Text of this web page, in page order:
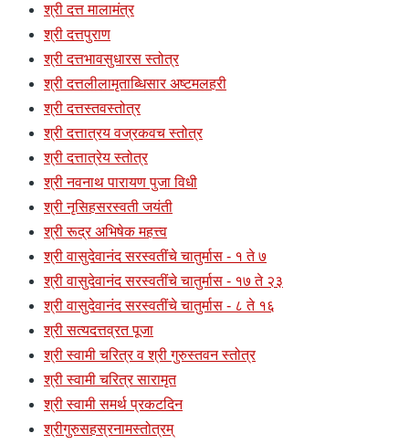
श्री दत्त मालामंत्र
श्री दत्तपुराण
श्री दत्तभावसुधारस स्तोत्र
श्री दत्तलीलामृताब्धिसार अष्टमलहरी
श्री दत्तस्तवस्तोत्र
श्री दत्तात्रय वज्रकवच स्तोत्र
श्री दत्तात्रेय स्तोत्र
श्री नवनाथ पारायण पुजा विधी
श्री नृसिहसरस्वती जयंती
श्री रूद्र अभिषेक महत्त्व
श्री वासुदेवानंद सरस्वतींचे चातुर्मास - १ ते ७
श्री वासुदेवानंद सरस्वतींचे चातुर्मास - १७ ते २३
श्री वासुदेवानंद सरस्वतींचे चातुर्मास - ८ ते १६
श्री सत्यदत्तव्रत पूजा
श्री स्वामी चरित्र व श्री गुरुस्तवन स्तोत्र
श्री स्वामी चरित्र सारामृत
श्री स्वामी समर्थ प्रकटदिन
श्रीगुरुसहस्रनामस्तोत्रम्